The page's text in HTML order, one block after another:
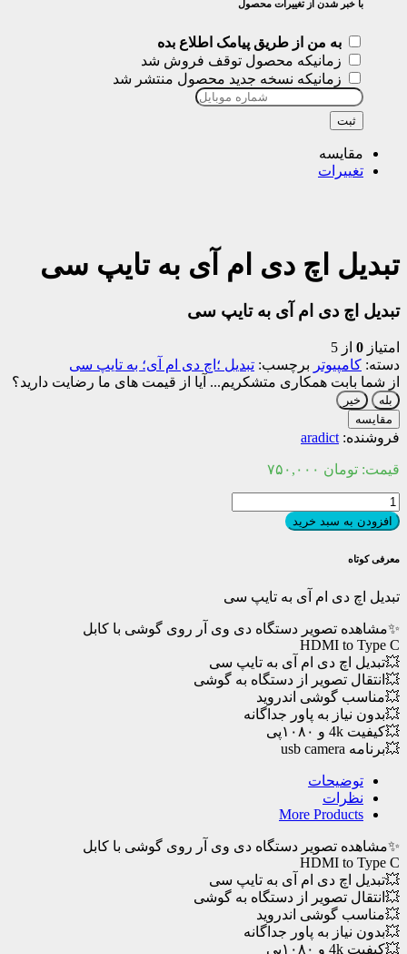
با خبر شدن از تغییرات محصول
به من از طریق پیامک اطلاع بده
زمانیکه محصول توقف فروش شد
زمانیکه نسخه جدید محصول منتشر شد
ثبت
مقایسه
تغییرات
تبدیل اچ دی ام آی به تایپ سی
تبدیل اچ دی ام آی به تایپ سی
امتیاز 0 از 5
دسته: کامپیوتر برچسب: تبدیل ؛اچ دی ام آی؛ به تایپ سی
از شما بابت همکاری متشکریم... آیا از قیمت های ما رضایت دارید؟
بله
خیر
مقایسه
فروشنده: aradict
قیمت: تومان
تبدیل
اچ
دی
آی
تایپ
سی
عدد
افزودن به سبد خرید
معرفی کوتاه
تبدیل اچ دی ام آی به تایپ سی
✨مشاهده تصویر دستگاه دی وی آر روی گوشی با کابل
HDMI to Type C
💥تبدیل اچ دی ام آی به تایپ سی
💥انتقال تصویر از دستگاه به گوشی
💥مناسب گوشی اندروید
💥بدون نیاز به پاور جداگانه
💥کیفیت 4k و ۱۰۸۰پی
💥برنامه usb camera
توضیحات
نظرات
More Products
✨مشاهده تصویر دستگاه دی وی آر روی گوشی با کابل
HDMI to Type C
💥تبدیل اچ دی ام آی به تایپ سی
💥انتقال تصویر از دستگاه به گوشی
💥مناسب گوشی اندروید
💥بدون نیاز به پاور جداگانه
💥کیفیت 4k و ۱۰۸۰پی